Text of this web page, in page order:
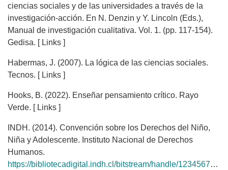
ciencias sociales y de las universidades a través de la
investigación-acción. En N. Denzin y Y. Lincoln (Eds.),
Manual de investigación cualitativa. Vol. 1. (pp. 117-154).
Gedisa. [ Links ]
Habermas, J. (2007). La lógica de las ciencias sociales.
Tecnos. [ Links ]
Hooks, B. (2022). Enseñar pensamiento crítico. Rayo
Verde. [ Links ]
INDH. (2014). Convención sobre los Derechos del Niño,
Niña y Adolescente. Instituto Nacional de Derechos
Humanos.
https://bibliotecadigital.indh.cl/bitstream/handle/123456789/